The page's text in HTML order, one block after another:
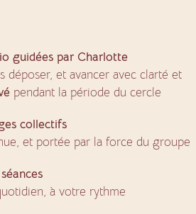
guidées par Charlotte
déposer, et avancer avec clarté et
pendant la période du cercle
collectifs
et portée par la force du groupe
à votre rythme